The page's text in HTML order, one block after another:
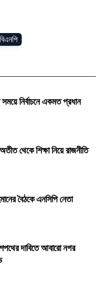
বিএনপি
সময়ে নির্বাচনে একমত প্রধান
থেকে শিক্ষা নিয়ে রাজনীতি
বৈঠকে এনসিপি নেতা
দাবিতে আবারো নগর